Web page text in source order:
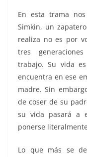
En esta trama
Simkin, un
realiza no es por
tres
trabajo. Su vida
encuentra en ese
madre. Sin
de coser de su
su vida pasará a
ponerse
Lo que más se